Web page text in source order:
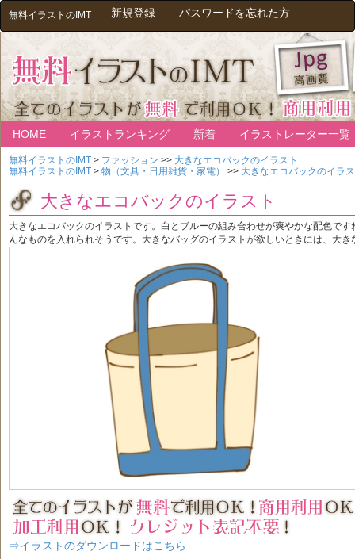
無料イラストのIMT 新規登録 パスワードを忘れた方
HOME イラストランキング 新着 イラストレーター一覧
無料イラストのIMT > ファッション >> 大きなエコバックのイラスト
無料イラストのIMT > 物（文具・日用雑貨・家電） >> 大きなエコバックのイラ
大きなエコバックのイラスト
大きなエコバックのイラストです。白とブルーの組み合わせが爽やかな配色で
んなものを入れられそうです。大きなバッグのイラストが欲しいときには、大
⇒イラストのダウンロードはこちら